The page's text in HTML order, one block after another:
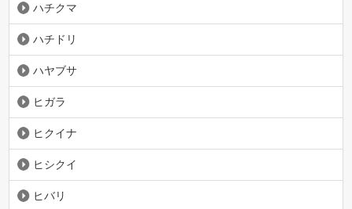
ハチクマ
ハチドリ
ハヤブサ
ヒガラ
ヒクイナ
ヒシクイ
ヒバリ